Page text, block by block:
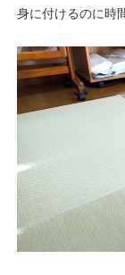
身に付けるのに時